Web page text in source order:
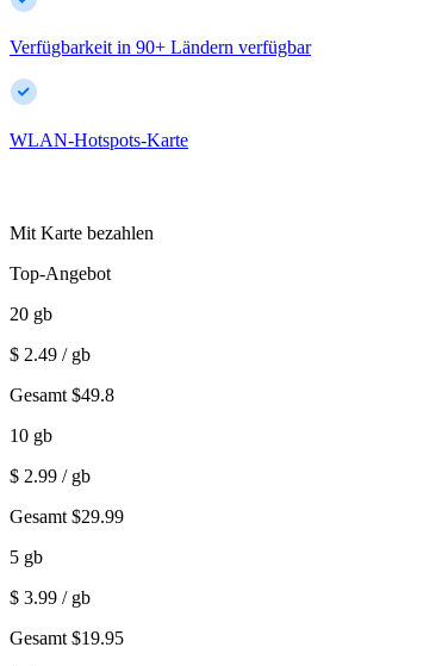
Verfügbarkeit in 90+ Ländern verfügbar
WLAN-Hotspots-Karte
Mit Karte bezahlen
Top-Angebot
20 gb
$ 2.49 / gb
Gesamt $49.8
10 gb
$ 2.99 / gb
Gesamt $29.99
5 gb
$ 3.99 / gb
Gesamt $19.95